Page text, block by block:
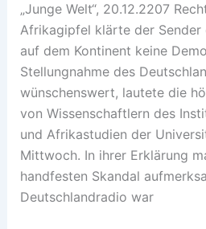
„Junge Welt“, 20.12.2207
Afrikagipfel klärte der Sender
auf dem Kontinent keine
Stellungnahme des
wünschenswert, lautete die
von Wissenschaftlern des
und Afrikastudien der
Mittwoch. In ihrer Erklärung
handfesten Skandal
Deutschlandradio war